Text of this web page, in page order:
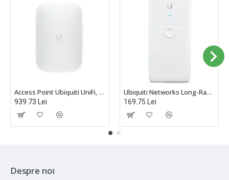
Access Point Ubiquiti UniFi, Wi-Fi 6, Dual Band, U6-Extender
939.73 Lei
Ubiquiti Networks Long-Range Ethernet Repeater, 2 Porturi Gigabit PoE in/ PoE out - UACC-LRE
169.75 Lei
Despre noi